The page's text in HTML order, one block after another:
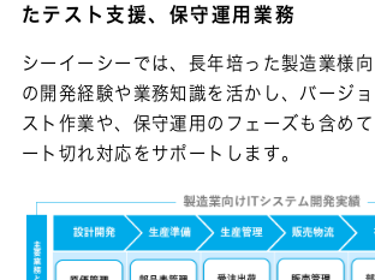
たテスト支援、保守運用業務
シーイーシーでは、長年培った製造業様
の開発経験や業務知識を活かし、バージ
スト作業や、保守運用のフェーズも含め
ート切れ対応をサポートします。